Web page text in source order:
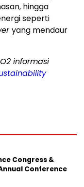
hingga
seperti
yang mendaur
informasi
Congress &
Conference